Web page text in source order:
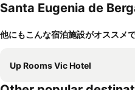
Santa Eugenia de
他にもこんな宿泊施設がオススメ
Up Rooms Vic Hotel